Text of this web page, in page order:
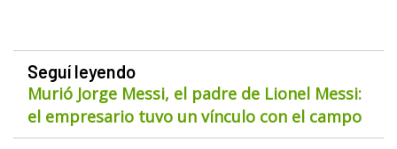
Seguí leyendo
Murió Jorge Messi, el padre de Lionel Messi:
el empresario tuvo un vínculo con el campo